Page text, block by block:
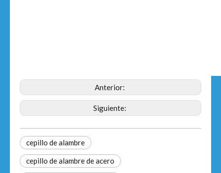
Anterior:
Siguiente:
cepillo de alambre
cepillo de alambre de acero